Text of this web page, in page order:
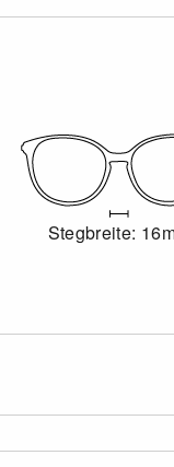
Stegbreite: